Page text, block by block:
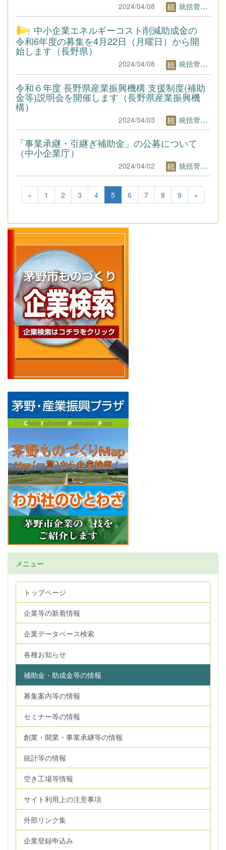
2024/04/08 統括管理者1
中小企業エネルギーコスト削減助成金の
令和6年度の募集を4月22日（月曜日）から開
始します（長野県）
2024/04/08 統括管理者1
令和６年度 長野県産業振興機構 支援制度(補助
金等)説明会を開催します（長野県産業振興機
構）
2024/04/03 統括管理者1
「事業承継・引継ぎ補助金」の公募について
（中小企業庁）
2024/04/02 統括管理者1
« 1 2 3 4 5 6 7 8 9 »
メニュー
トップページ
企業等の新着情報
企業データベース検索
各種お知らせ
補助金・助成金等の情報
募集案内等の情報
セミナー等の情報
創業・開業・事業承継等の情報
統計等の情報
空き工場等情報
サイト利用上の注意事項
外部リンク集
企業登録申込み